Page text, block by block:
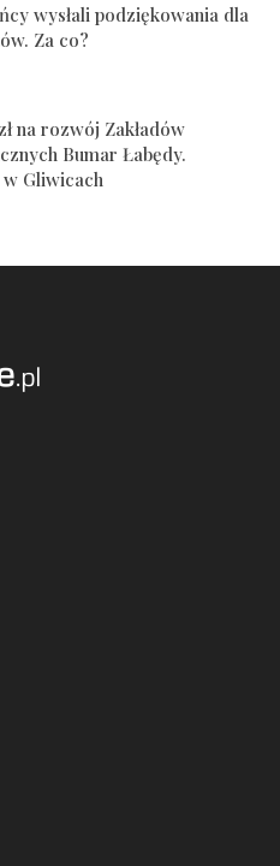
wysłali podziękowania dla
Za co?
na rozwój Zakładów
Bumar Łabędy.
Gliwicach